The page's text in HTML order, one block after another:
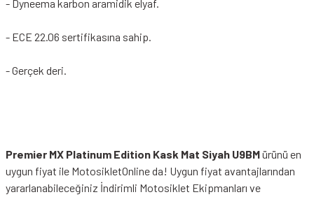
- Dyneema karbon aramidik elyaf.
- ECE 22.06 sertifikasına sahip.
- Gerçek deri.
Premier MX Platinum Edition Kask Mat Siyah U9BMürünü en
uygun fiyat ile MotosikletOnline da! Uygun fiyat avantajlarından
yararlanabileceğiniz İndirimli Motosiklet Ekipmanları ve